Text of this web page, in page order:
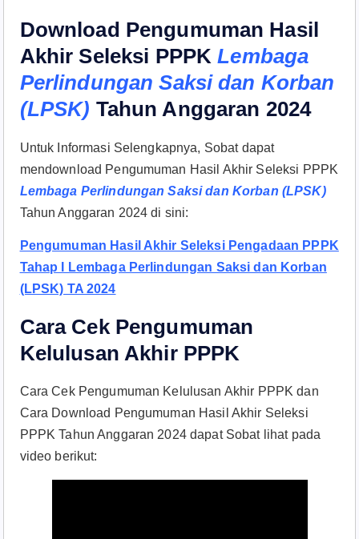
Download Pengumuman Hasil
Akhir Seleksi PPPKLembaga
Perlindungan Saksi dan Korban
(LPSK) Tahun Anggaran 2024
Untuk Informasi Selengkapnya, Sobat dapat
mendownload Pengumuman Hasil Akhir Seleksi PPPK
Lembaga Perlindungan Saksi dan Korban (LPSK)
Tahun Anggaran 2024 di sini:
Pengumuman Hasil Akhir Seleksi Pengadaan PPPK
Tahap I Lembaga Perlindungan Saksi dan Korban
(LPSK) TA 2024
Cara Cek Pengumuman
Kelulusan Akhir PPPK
Cara Cek Pengumuman Kelulusan Akhir PPPK dan
Cara Download Pengumuman Hasil Akhir Seleksi
PPPK Tahun Anggaran 2024 dapat Sobat lihat pada
video berikut: